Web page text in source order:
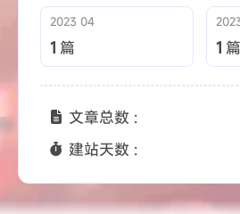
2023 04
1 篇 1 篇
文章总数 :
建站天数 :